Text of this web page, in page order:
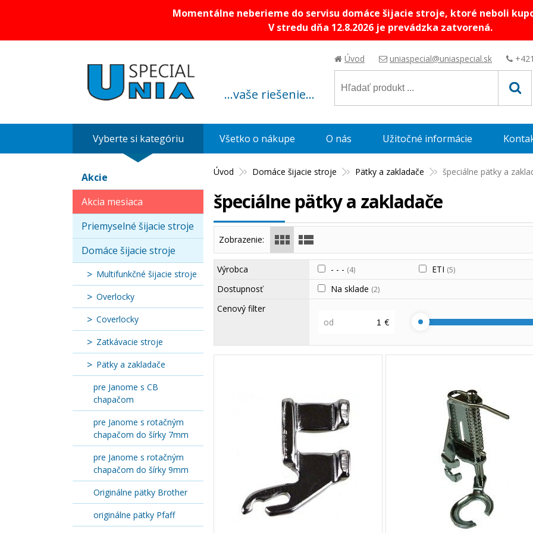
Momentálne neberieme do servisu domáce šijacie stroje, ktoré neboli
V stredu dňa 12.8.2026 je prevádzka zatvorená.
...vaše riešenie...
Úvod uniaspecial@uniaspecial.sk
Úvod Domáce šijacie stroje Pätky a zakladače špeciálne pätky a
špeciálne pätky a zakladače
Zobrazenie:
Výrobca - - - (4) ETI (5)
Dostupnosť Na sklade (2)
Cenový filter
od
€
Akcie
Akcia mesiaca
Priemyselné šijacie stroje
Domáce šijacie stroje
Multifunkčné šijacie stroje
Overlocky
Coverlocky
Zatkávacie stroje
Pätky a zakladače
pre Janome s CB
chapačom
pre Janome s rotačným
chapačom do šírky 7mm
pre Janome s rotačným
chapačom do šírky 9mm
Originálne pätky Brother
originálne pätky Pfaff
Vyberte si kategóriu Všetko o nákupe O nás Užitočné informácie